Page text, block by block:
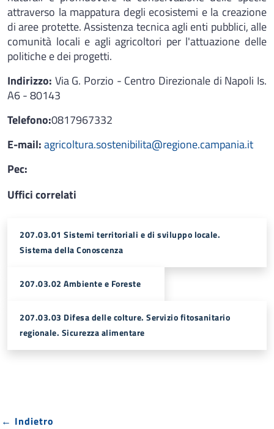
attraverso la mappatura degli ecosistemi e la creazione
di aree protette. Assistenza tecnica agli enti pubblici, alle
comunità locali e agli agricoltori per l'attuazione delle
politiche e dei progetti.
Indirizzo: Via G. Porzio - Centro Direzionale di Napoli Is.
A6 - 80143
Telefono:0817967332
E-mail:agricoltura.sostenibilita@regione.campania.it
Pec:
Uffici correlati
207.03.01 Sistemi territoriali e di sviluppo locale.
Sistema della Conoscenza
207.03.02 Ambiente e Foreste
207.03.03 Difesa delle colture. Servizio fitosanitario
regionale. Sicurezza alimentare
← Indietro